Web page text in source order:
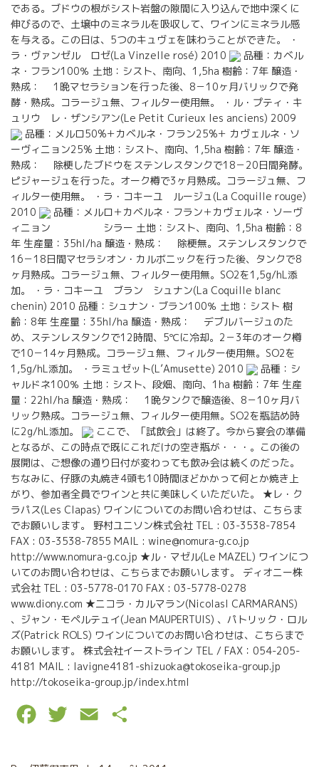
である。ブドウの根がシスト岩盤の隙間に入り込んで地中深くに
伸びるので、土壌中のミネラルを吸収して、ワインにミネラル感
を与える。この日は、5つのキュヴェを味わうことができた。 ・
ラ・ヴァンゼル ロゼ(La Vinzelle rosé) 2010
品種：カベル
ネ・フラン100％ 土地：シスト、南向、1,5ha 樹齢：7年 醸造・
熟成： 1晩マセラションを行った後、8－10ヶ月バリックで発
酵・熟成。コラージュ無、フィルター使用無。 ・ル・プティ・キ
ュリウ レ・ザンシアン(Le Petit Curieux les anciens) 2009
品種：メルロ50%＋カベルネ・フラン25%＋ カヴェルネ・ソ
ーヴィニョン25% 土地：シスト、南向、1,5ha 樹齢：7年 醸造・
熟成： 除梗したブドウをステンレスタンクで18－20日間発酵。
ピジャージュを行った。オーク樽で3ヶ月熟成。コラージュ無、フ
ィルター使用無。 ・ラ・コキーユ ルージュ(La Coquille rouge)
2010
品種：メルロ＋カベルネ・フラン＋カヴェルネ・ソーヴ
ィニョン シラー 土地：シスト、南向、1,5ha 樹齢：8
年 生産量：35hl/ha 醸造・熟成： 除梗無。ステンレスタンクで
16－18日間マセラシオン・カルボニックを行った後、タンクで8
ヶ月熟成。コラージュ無、フィルター使用無。SO2を1,5g/hL添
加。 ・ラ・コキーユ ブラン シュナン(La Coquille blanc
chenin) 2010 品種：シュナン・ブラン100％ 土地：シスト 樹
齢：8年 生産量：35hl/ha 醸造・熟成： デブルバージュのた
め、ステンレスタンクで12時間、5℃に冷却。2－3年のオーク樽
で10－14ヶ月熟成。コラージュ無、フィルター使用無。SO2を
1,5g/hL添加。 ・ラミュゼット(L’Amusette) 2010
品種：シ
ャルドネ100％ 土地：シスト、段畑、南向、1ha 樹齢：7年 生産
量：22hl/ha 醸造・熟成： 1晩タンクで醸造後、8－10ヶ月バ
リック熟成。コラージュ無、フィルター使用無。SO2を瓶詰め時
に2g/hL添加。
ここで、「試飲会」は終了。今から宴会の準備
となるが、この時点で既にこれだけの空き瓶が・・・。この後の
展開は、ご想像の通り日付が変わっても飲み会は続くのだった。
ちなみに、仔豚の丸焼き4頭も10時間ほどかかって何とか焼き上
がり、参加者全員でワインと共に美味しくいただいた。 ★レ・ク
ラパス(Les Clapas) ワインについてのお問い合わせは、こちらま
でお願いします。 野村ユニソン株式会社 TEL : 03-3538-7854
FAX : 03-3538-7855 MAIL : wine@nomura-g.co.jp
http://www.nomura-g.co.jp ★ル・マゼル(Le MAZEL) ワインにつ
いてのお問い合わせは、こちらまでお願いします。 ディオニー株
式会社 TEL : 03-5778-0170 FAX : 03-5778-0278
www.diony.com ★ニコラ・カルマラン(NicolasI CARMARANS)
、ジャン・モペルテュイ(Jean MAUPERTUIS) 、パトリック・ロル
ズ(Patrick ROLS) ワインについてのお問い合わせは、こちらまで
お願いします。 株式会社イーストライン TEL / FAX：054-205-
4181 MAIL : lavigne4181-shizuoka@tokoseika-group.jp
http://tokoseika-group.jp/index.html